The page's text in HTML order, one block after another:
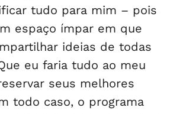
tudo para mim – pois
espaço ímpar em que
ideias de todas
eu faria tudo ao meu
seus melhores
todo caso, o programa